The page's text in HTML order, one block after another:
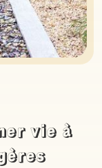
vie à